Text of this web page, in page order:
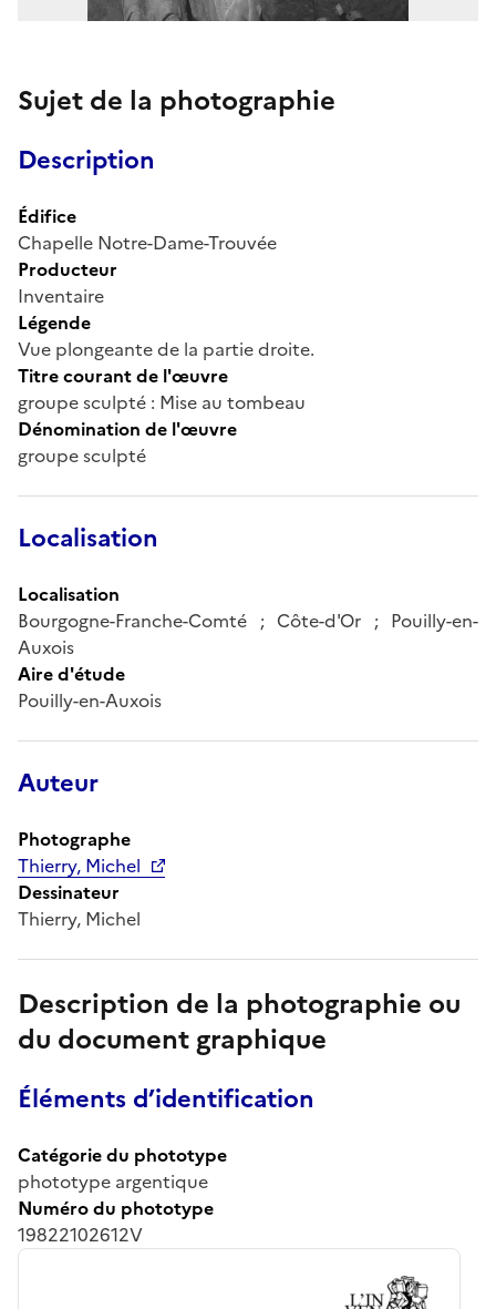
Sujet de la photographie
Description
Édifice
Chapelle Notre-Dame-Trouvée
Producteur
Inventaire
Légende
Vue plongeante de la partie droite.
Titre courant de l'œuvre
groupe sculpté : Mise au tombeau
Dénomination de l'œuvre
groupe sculpté
Localisation
Localisation
Bourgogne-Franche-Comté ; Côte-d'Or ; Pouilly-en-
Auxois
Aire d'étude
Pouilly-en-Auxois
Auteur
Photographe
Thierry, Michel
Dessinateur
Thierry, Michel
Description de la photographie ou
du document graphique
Éléments d’identification
Catégorie du phototype
phototype argentique
Numéro du phototype
19822102612V